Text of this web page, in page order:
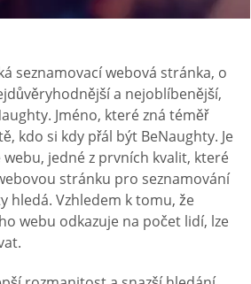
seznamovací webová stránka, o
a nejoblíbenější,
Jméno, které zná téměř
kdo si kdy přál být BeNaughty. Je
jedné z prvních kvalit, které
stránku pro seznamování
hledá. Vzhledem k tomu, že
webu odkazuje na počet lidí, lze